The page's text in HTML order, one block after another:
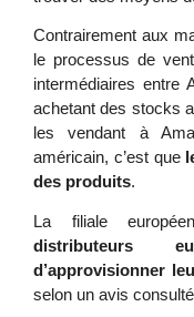
Contrairement aux
le processus de
intermédiaires entre
achetant des stocks
les vendant à
américain, c’est que
des produits.
La filiale
distributeurs
d’approvisionner
selon un avis